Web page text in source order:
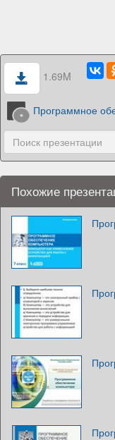
1.69M
Программное
Похожие